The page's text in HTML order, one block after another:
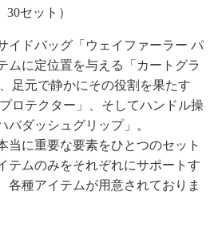
30セット）
イドバッグ「ウェイファーラー パ
ムに定位置を与える「カートグラ
足元で静かにその役割を果たす
ロテクター」、そしてハンドル操
バダッシュグリップ」。
当に重要な要素をひとつのセット
テムのみをそれぞれにサポートす
各種アイテムが用意されておりま